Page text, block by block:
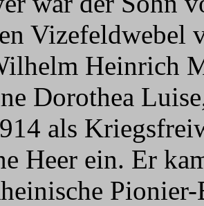
Heinrich
Dorothea
als
Heer ein. Er